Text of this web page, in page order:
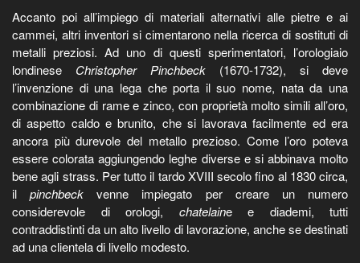
Accanto poi all’impiego di materiali alternativi alle pietre e ai
cammei, altri inventori si cimentarono nella ricerca di sostituti di
metalli preziosi. Ad uno di questi sperimentatori, l’orologiaio
londinese Christopher Pinchbeck (1670-1732), si deve
l’invenzione di una lega che porta il suo nome, nata da una
combinazione di rame e zinco, con proprietà molto simili all’oro,
di aspetto caldo e brunito, che si lavorava facilmente ed era
ancora più durevole del metallo prezioso. Come l’oro poteva
essere colorata aggiungendo leghe diverse e si abbinava molto
bene agli strass. Per tutto il tardo XVIII secolo fino al 1830 circa,
ilpinchbeck venne impiegato per creare un numero
considerevole di orologi, chatelaine e diademi, tutti
contraddistinti da un alto livello di lavorazione, anche se destinati
ad una clientela di livello modesto.